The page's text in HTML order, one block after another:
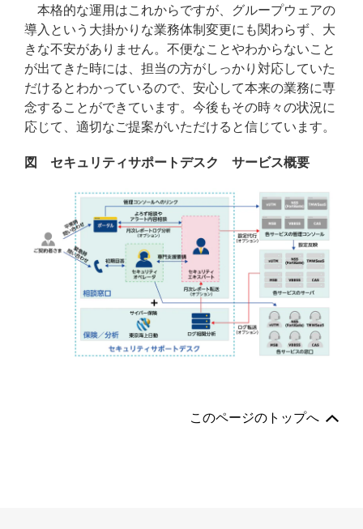
本格的な運用はこれからですが、グループウェアの
導入という大掛かりな業務体制変更にも関わらず、大
きな不安がありません。不便なことやわからないこと
が出てきた時には、担当の方がしっかり対応していた
だけるとわかっているので、安心して本来の業務に専
念することができています。今後もその時々の状況に
応じて、適切なご提案がいただけると信じています。
図 セキュリティサポートデスク サービス概要
このページのトップへ